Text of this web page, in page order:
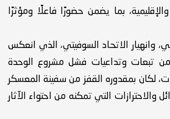
بما يضمن حضورًا فاعلًا ومؤثرًا
وانهيار الاتحاد السوفيتي، الذي انعكس
تبعات وتداعيات فشل مشروع الوحدة
لكان بمقدوره القفز من سفينة المعسكر
التي تمكنه من احتواء الآثار